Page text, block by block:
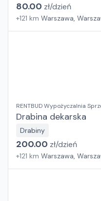
80.00 zł/dzień
+121 km Warszawa,
RENTBUD Wypożyczalnia
Elektronarzędzi
Drabina dekarska
Drabiny
200.00 zł/dzień
+121 km Warszawa,